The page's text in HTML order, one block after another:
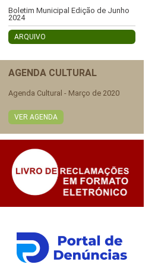
Boletim Municipal Edição de Junho
2024
ARQUIVO
AGENDA CULTURAL
Agenda Cultural - Março de 2020
VER AGENDA